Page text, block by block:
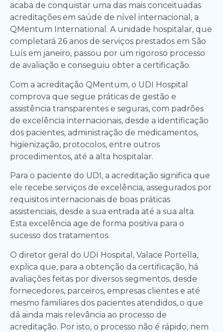
acaba de conquistar uma das mais conceituadas
acreditações em saúde de nível internacional, a
QMentum International. A unidade hospitalar, que
completará 26 anos de serviços prestados em São
Luís em janeiro, passou por um rigoroso processo
de avaliação e conseguiu obter a certificação.
Com a acreditação QMentum, o UDI Hospital
comprova que segue práticas de gestão e
assistência transparentes e seguras, com padrões
de excelência internacionais, desde a identificação
dos pacientes, administração de medicamentos,
higienização, protocolos, entre outros
procedimentos, até a alta hospitalar.
Para o paciente do UDI, a acreditação significa que
ele recebe serviços de excelência, assegurados por
requisitos internacionais de boas práticas
assistenciais, desde a sua entrada até a sua alta.
Esta excelência age de forma positiva para o
sucesso dos tratamentos.
O diretor geral do UDI Hospital, Valace Portella,
explica que, para a obtenção da certificação, há
avaliações feitas por diversos segmentos, desde
fornecedores, parceiros, empresas clientes e até
mesmo familiares dos pacientes atendidos, o que
dá ainda mais relevância ao processo de
acreditação. Por isto, o processo não é rápido, nem